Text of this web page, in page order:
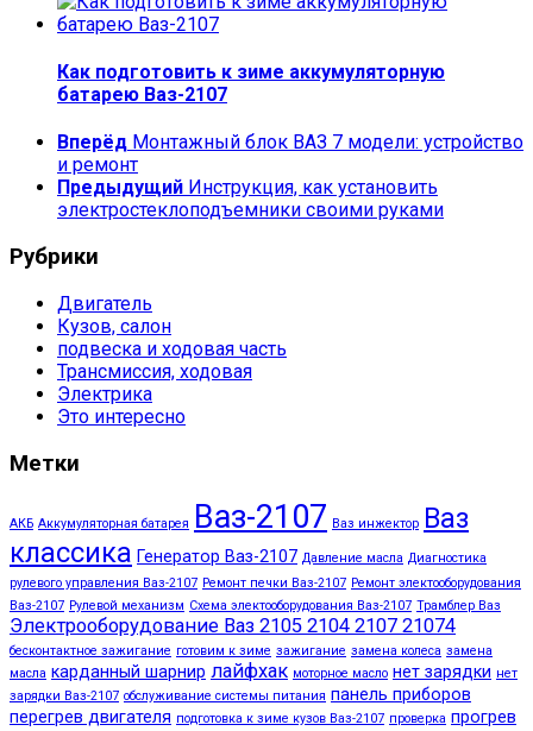
Как подготовить к зиме аккумуляторную
батарею Ваз-2107
Вперёд Монтажный блок ВАЗ 7 модели: устройство
и ремонт
Предыдущий Инструкция, как установить
электростеклоподъемники своими руками
Рубрики
Двигатель
Кузов, салон
подвеска и ходовая часть
Трансмиссия, ходовая
Электрика
Это интересно
Метки
АКБ Аккумуляторная батарея Ваз-2107 Ваз инжектор Ваз
классика Генератор Ваз-2107 Давление масла Диагностика
рулевого управления Ваз-2107 Ремонт печки Ваз-2107 Ремонт электооборудования
Ваз-2107 Рулевой механизм Схема электооборудования Ваз-2107 Трамблер Ваз
Электрооборудование Ваз 2105 2104 2107 21074
бесконтактное зажигание готовим к зиме зажигание замена колеса замена
масла карданный шарнир лайфхак моторное масло нет зарядки нет
зарядки Ваз-2107 обслуживание системы питания панель приборов
перегрев двигателя подготовка к зиме кузов Ваз-2107 проверка прогрев